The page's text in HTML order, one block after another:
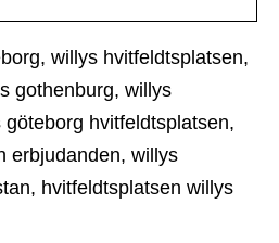
willys hvitfeldtsplatsen,
gothenburg, willys
hvitfeldtsplatsen,
erbjudanden, willys
hvitfeldtsplatsen willys